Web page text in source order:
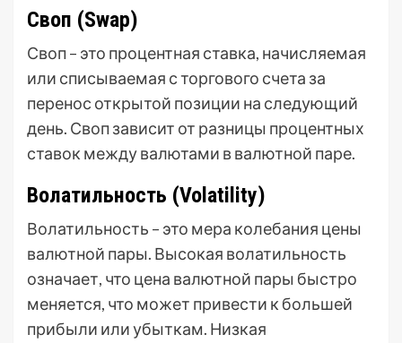
Своп (Swap)
Своп – это процентная ставка, начисляемая
или списываемая с торгового счета за
перенос открытой позиции на следующий
день. Своп зависит от разницы процентных
ставок между валютами в валютной паре.
Волатильность (Volatility)
Волатильность – это мера колебания цены
валютной пары. Высокая волатильность
означает, что цена валютной пары быстро
меняется, что может привести к большей
прибыли или убыткам. Низкая